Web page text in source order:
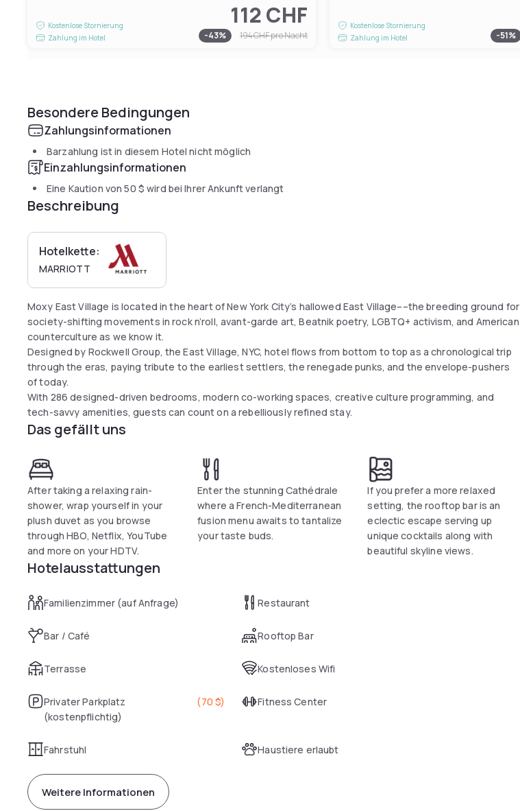
Kostenlose Stornierung
Zahlung im Hotel
112 CHF
-43% 194 CHFpro Nacht
Kostenlose Stornierung
Zahlung im Hotel
-51%
Besondere Bedingungen
Zahlungsinformationen
Barzahlung ist in diesem Hotel nicht möglich
Einzahlungsinformationen
Eine Kaution von50 $ wird bei Ihrer Ankunft verlangt
Beschreibung
Hotelkette:
MARRIOTT
Moxy East Village is located in the heart of New York City’s hallowed East Village––the breeding ground for
society-shifting movements in rock n’roll, avant-garde art, Beatnik poetry, LGBTQ+ activism, and American
counterculture as we know it.
Designed by Rockwell Group, the East Village, NYC, hotel flows from bottom to top as a chronological trip
through the eras, paying tribute to the earliest settlers, the renegade punks, and the envelope-pushers
of today.
With 286 designed-driven bedrooms, modern co-working spaces, creative culture programming, and
tech-savvy amenities, guests can count on a rebelliously refined stay.
Das gefällt uns
After taking a relaxing rain-
shower, wrap yourself in your
plush duvet as you browse
through HBO, Netflix, YouTube
and more on your HDTV.
Enter the stunning Cathédrale
where a French-Mediterranean
fusion menu awaits to tantalize
your taste buds.
If you prefer a more relaxed
setting, the rooftop bar is an
eclectic escape serving up
unique cocktails along with
beautiful skyline views.
Hotelausstattungen
Familienzimmer (auf Anfrage) Restaurant
Bar / Café Rooftop Bar
Terrasse Kostenloses Wifi
Privater Parkplatz
(kostenpflichtig)
(70 $) Fitness Center
Fahrstuhl Haustiere erlaubt
Weitere Informationen